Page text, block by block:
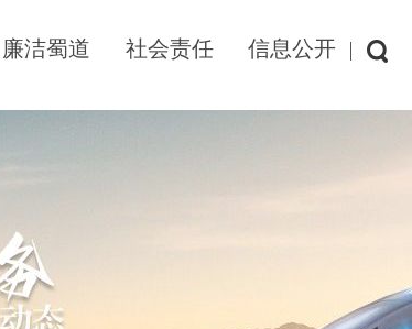
廉洁蜀道 社会责任 信息公开